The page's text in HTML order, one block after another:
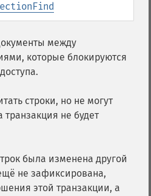
между
которые блокируются
строки, но не могут
не будет
была изменена другой
не зафиксирована,
этой транзакции, а